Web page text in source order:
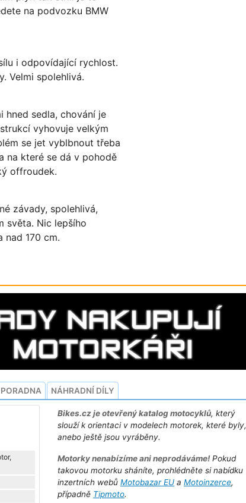
na podvozku BMW
i odpovídající rychlost.
Velmi spolehlivá.
hned sedla, chování je
vyhovuje velkým
se jet vyblbnout třeba
na které se dá v pohodě
offroudek.
závady, spolehlivá,
světa. Nic lepšího
nad 170 cm.
NÁHRADNÍ DÍLY
Bikes.cz je otevřený katalog motocyklů, který
slouží k orientaci v modelech motorek, které byly,
anebo ještě jsou vyráběny.
Motorky nenabízíme ani neprodáváme!Pokud
takovou motorku sháníte, prohlédněte si nabídku
inzertních webůMotobazar EU aMotoinzerce,
případně Tipmoto.